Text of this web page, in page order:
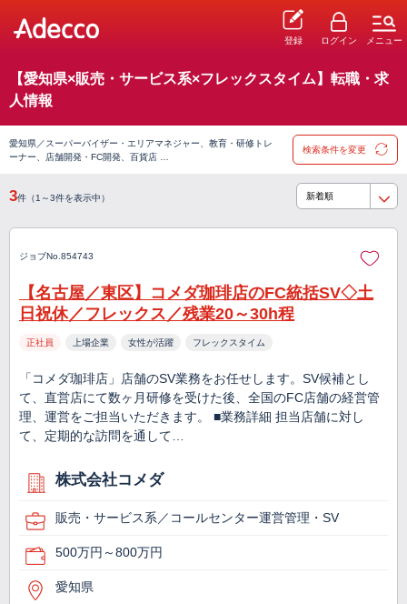
登録 ログイン メニュー
【愛知県×販売・サービス系×フレックスタイム】転職・求
人情報
愛知県／スーパーバイザー・エリアマネジャー、教育・研修トレ
ーナー、店舗開発・FC開発、百貨店 …
検索条件を変更
3件（1～3件を表示中）
ジョブNo.854743
【名古屋／東区】コメダ珈琲店のFC統括SV◇土
日祝休／フレックス／残業20～30h程
正社員 上場企業 女性が活躍 フレックスタイム
「コメダ珈琲店」店舗のSV業務をお任せします。SV候補とし
て、直営店にて数ヶ月研修を受けた後、全国のFC店舗の経営管
理、運営をご担当いただきます。 ■業務詳細 担当店舗に対し
て、定期的な訪問を通して…
株式会社コメダ
販売・サービス系／コールセンター運営管理・SV
500万円～800万円
愛知県